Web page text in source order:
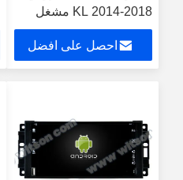
KL 2014-2018 مشغل
الوسائط المتعددة
للسيارات الروبوت
احصل على افضل